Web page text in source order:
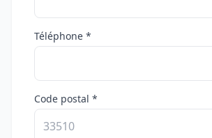
Téléphone *
Code postal *